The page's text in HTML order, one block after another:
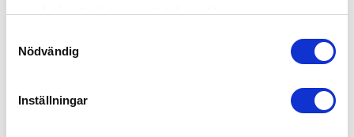
samlat in när du har använt deras tjänster.
Nödvändig
Inställningar
Köp lyftkätting klass 12, 2-part
storlekarna 8, 10, och 13mm |
Standardlängd 2,0, 3,0 och 4,0
3 831,00